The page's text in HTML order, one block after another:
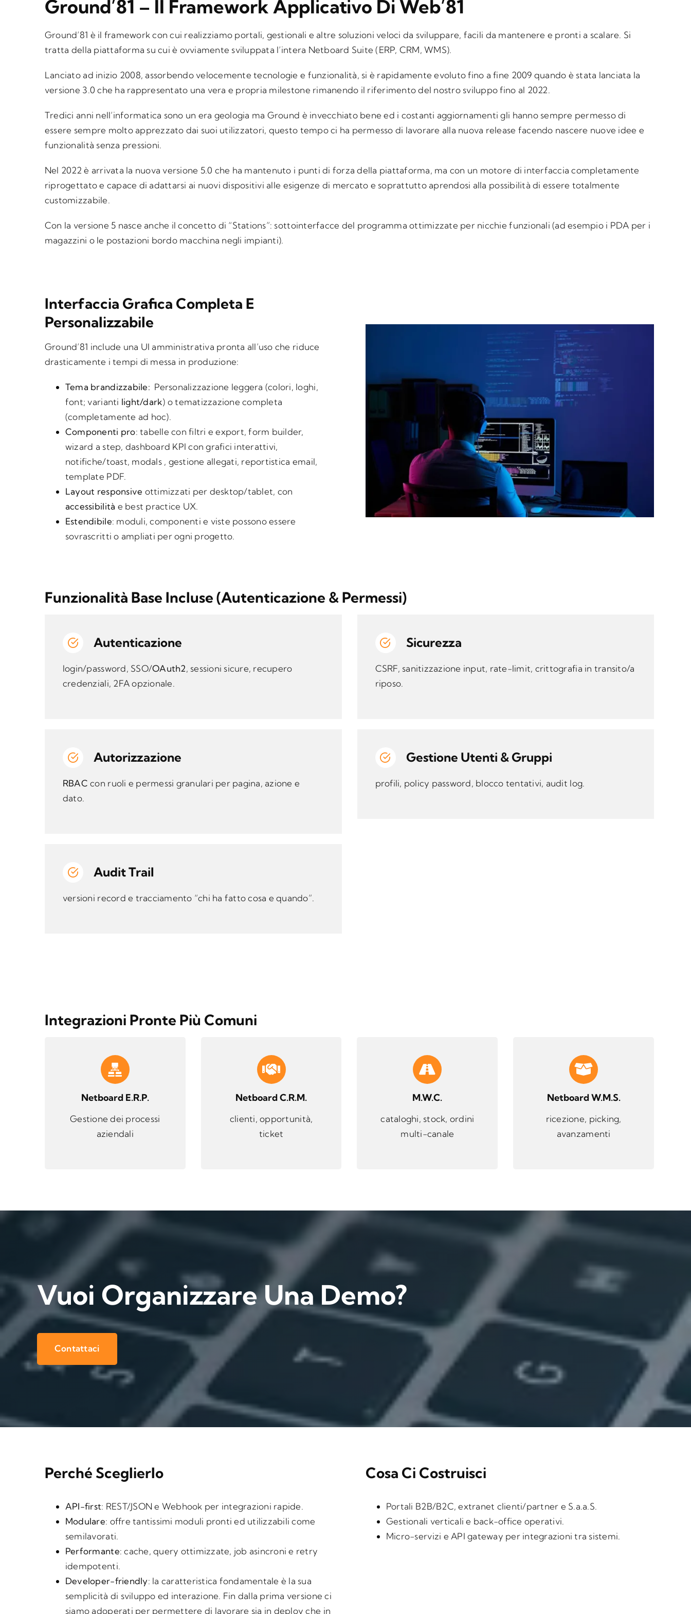
Ground’81 – Il Framework Applicativo Di Web’81
Ground’81 è il framework con cui realizziamo portali, gestionali e altre soluzioni veloci da sviluppare, facili da mantenere e pronti a scalare. Si
tratta della piattaforma su cui è ovviamente sviluppata l’intera Netboard Suite (ERP, CRM, WMS).
Lanciato ad inizio 2008, assorbendo velocemente tecnologie e funzionalità, si è rapidamente evoluto fino a fine 2009 quando è stata lanciata la
versione 3.0 che ha rappresentato una vera e propria milestone rimanendo il riferimento del nostro sviluppo fino al 2022.
Tredici anni nell’informatica sono un era geologia ma Ground è invecchiato bene ed i costanti aggiornamenti gli hanno sempre permesso di
essere sempre molto apprezzato dai suoi utilizzatori, questo tempo ci ha permesso di lavorare alla nuova release facendo nascere nuove idee e
funzionalità senza pressioni.
Nel 2022 è arrivata la nuova versione 5.0 che ha mantenuto i punti di forza della piattaforma, ma con un motore di interfaccia completamente
riprogettato e capace di adattarsi ai nuovi dispositivi alle esigenze di mercato e soprattutto aprendosi alla possibilità di essere totalmente
customizzabile.
Con la versione 5 nasce anche il concetto di “Stations”: sottointerfacce del programma ottimizzate per nicchie funzionali (ad esempio i PDA per i
magazzini o le postazioni bordo macchina negli impianti).
Interfaccia Grafica Completa E
Personalizzabile
Ground’81 include una UI amministrativa pronta all’uso che riduce
drasticamente i tempi di messa in produzione:
Tema brandizzabile: Personalizzazione leggera (colori, loghi,
font; varianti light/dark) o tematizzazione completa
(completamente ad hoc).
Componenti pro: tabelle con filtri e export, form builder,
wizard a step, dashboard KPI con grafici interattivi,
notifiche/toast, modals , gestione allegati, reportistica email,
template PDF.
Layout responsive ottimizzati per desktop/tablet, con
accessibilità e best practice UX.
Estendibile: moduli, componenti e viste possono essere
sovrascritti o ampliati per ogni progetto.
Funzionalità Base Incluse (autenticazione & Permessi)
Autenticazione
login/password, SSO/OAuth2, sessioni sicure, recupero
credenziali, 2FA opzionale.
Sicurezza
CSRF, sanitizzazione input, rate-limit, crittografia in transito/a
riposo.
Autorizzazione
RBAC con ruoli e permessi granulari per pagina, azione e
dato.
Gestione Utenti & Gruppi
profili, policy password, blocco tentativi, audit log.
Audit Trail
versioni record e tracciamento “chi ha fatto cosa e quando”.
Integrazioni Pronte Più Comuni
Netboard E.R.P.
Gestione dei processi
aziendali
Netboard C.R.M.
clienti, opportunità,
ticket
M.W.C.
cataloghi, stock, ordini
multi-canale
Netboard W.M.S.
ricezione, picking,
avanzamenti
Vuoi Organizzare Una Demo?
Contattaci
Perché Sceglierlo
API-first: REST/JSON e Webhook per integrazioni rapide.
Modulare: offre tantissimi moduli pronti ed utilizzabili come
semilavorati.
Performante: cache, query ottimizzate, job asincroni e retry
idempotenti.
Developer-friendly: la caratteristica fondamentale è la sua
semplicità di sviluppo ed interazione. Fin dalla prima versione ci
siamo adoperati per permettere di lavorare sia in deploy che in
Cosa Ci Costruisci
Portali B2B/B2C, extranet clienti/partner e S.a.a.S.
Gestionali verticali e back-office operativi.
Micro-servizi e API gateway per integrazioni tra sistemi.